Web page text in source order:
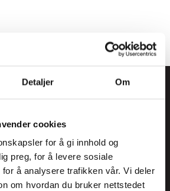
Detaljer Om
cookies
for å gi innhold og
preg, for å levere sosiale
å analysere trafikken vår. Vi deler
om hvordan du bruker nettstedet
Vika, 0120 Oslo